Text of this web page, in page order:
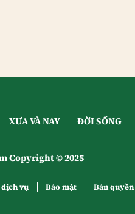
XƯA VÀ NAY ĐỜI SỐNG
Copyright © 2025
vụ Bảo mật Bản quyền